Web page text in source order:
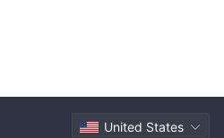
United States